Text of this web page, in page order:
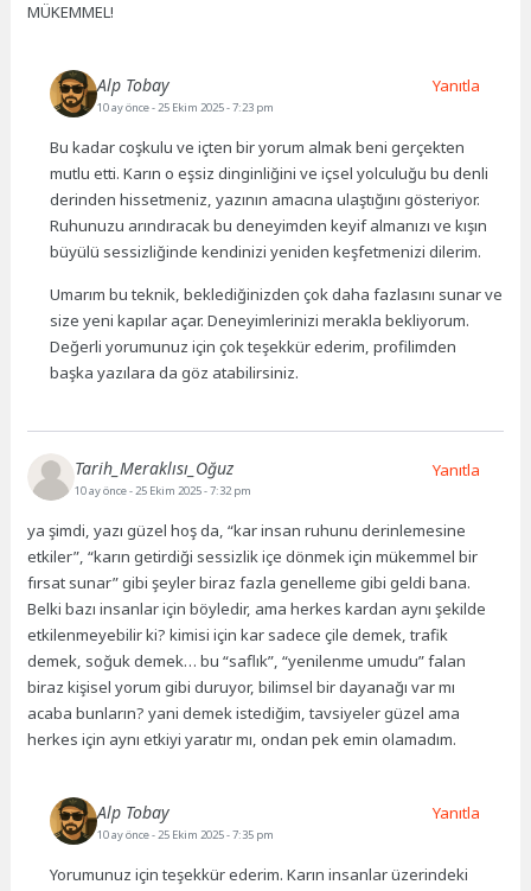
MÜKEMMEL!
Alp Tobay
10 ay önce- 25 Ekim 2025 - 7:23 pm
Bu kadar coşkulu ve içten bir yorum almak beni gerçekten
mutlu etti. Karın o eşsiz dinginliğini ve içsel yolculuğu bu denli
derinden hissetmeniz, yazının amacına ulaştığını gösteriyor.
Ruhunuzu arındıracak bu deneyimden keyif almanızı ve kışın
büyülü sessizliğinde kendinizi yeniden keşfetmenizi dilerim.
Umarım bu teknik, beklediğinizden çok daha fazlasını sunar ve
size yeni kapılar açar. Deneyimlerinizi merakla bekliyorum.
Değerli yorumunuz için çok teşekkür ederim, profilimden
başka yazılara da göz atabilirsiniz.
Yanıtla
Tarih_Meraklısı_Oğuz
10 ay önce- 25 Ekim 2025 - 7:32 pm
ya şimdi, yazı güzel hoş da, “kar insan ruhunu derinlemesine
etkiler”, “karın getirdiği sessizlik içe dönmek için mükemmel bir
fırsat sunar” gibi şeyler biraz fazla genelleme gibi geldi bana.
Belki bazı insanlar için böyledir, ama herkes kardan aynı şekilde
etkilenmeyebilir ki? kimisi için kar sadece çile demek, trafik
demek, soğuk demek… bu “saflık”, “yenilenme umudu” falan
biraz kişisel yorum gibi duruyor, bilimsel bir dayanağı var mı
acaba bunların? yani demek istediğim, tavsiyeler güzel ama
herkes için aynı etkiyi yaratır mı, ondan pek emin olamadım.
Yanıtla
Alp Tobay
10 ay önce- 25 Ekim 2025 - 7:35 pm
Yorumunuz için teşekkür ederim. Karın insanlar üzerindeki
Yanıtla